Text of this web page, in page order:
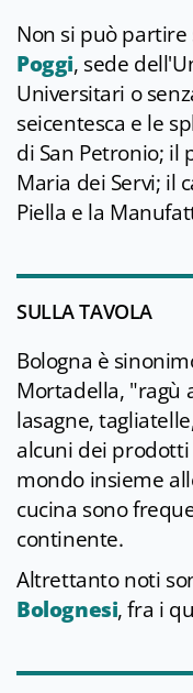
Non si può
Poggi, sede
Universitari o
seicentesca e le
di San Petronio; il
Maria dei Servi; il
Piella e la
SULLA TAVOLA
Bologna è
Mortadella, "ragù
lasagne,
alcuni dei prodotti
mondo insieme
cucina sono
continente.
Altrettanto noti
Bolognesi, fra i